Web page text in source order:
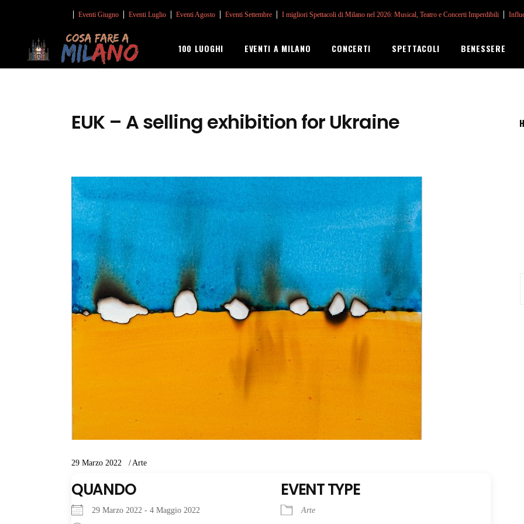
Eventi Giugno Eventi Luglio Eventi Agosto Eventi Settembre I migliori Spettacoli di Milano nel 2026: Musical, Teatro e Concerti Imperdibili
100 LUOGHI EVENTI A MILANO CONCERTI SPETTACOLI BENESSERE
EUK – A selling exhibition for Ukraine
29 Marzo 2022 Arte
QUANDO
29 Marzo 2022 - 4 Maggio 2022
EVENT TYPE
Arte